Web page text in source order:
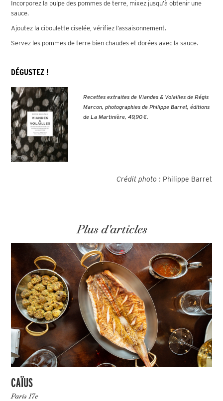
Incorporez la pulpe des pommes de terre, mixez jusqu’à obtenir une
sauce.
Ajoutez la ciboulette ciselée, vérifiez l’assaisonnement.
Servez les pommes de terre bien chaudes et dorées avec la sauce.
DÉGUSTEZ !
Recettes extraites de Viandes & Volailles de Régis
Marcon, photographies de Philippe Barret, éditions
de La Martinière, 49,90 €.
Crédit photo : Philippe Barret
Plus d'articles
CAÏUS
Paris 17e